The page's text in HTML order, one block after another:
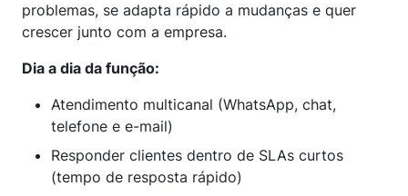
problemas, se adapta rápido a mudanças e quer
crescer junto com a empresa.
Dia a dia da função:
Atendimento multicanal (WhatsApp, chat,
telefone e e-mail)
Responder clientes dentro de SLAs curtos
(tempo de resposta rápido)